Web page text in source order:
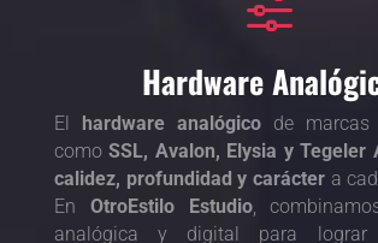
f
Hardware
El hardware analógicode marcas
comoSSL, Avalon, Elysia y Tegeler
calidez, profundidad y carácter a
En OtroEstilo Estudio,
analógica y digital para